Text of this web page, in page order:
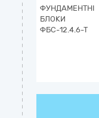
ФУНДАМЕНТНІ
БЛОКИ
ФБС-12.4.6-Т